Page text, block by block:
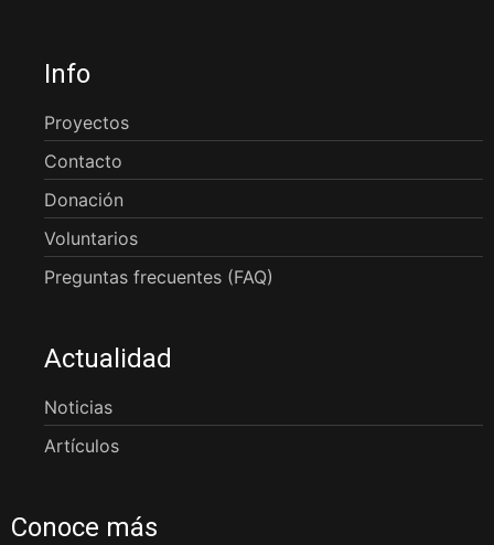
Info
Proyectos
Contacto
Donación
Voluntarios
Preguntas frecuentes (FAQ)
Actualidad
Noticias
Artículos
Conoce más